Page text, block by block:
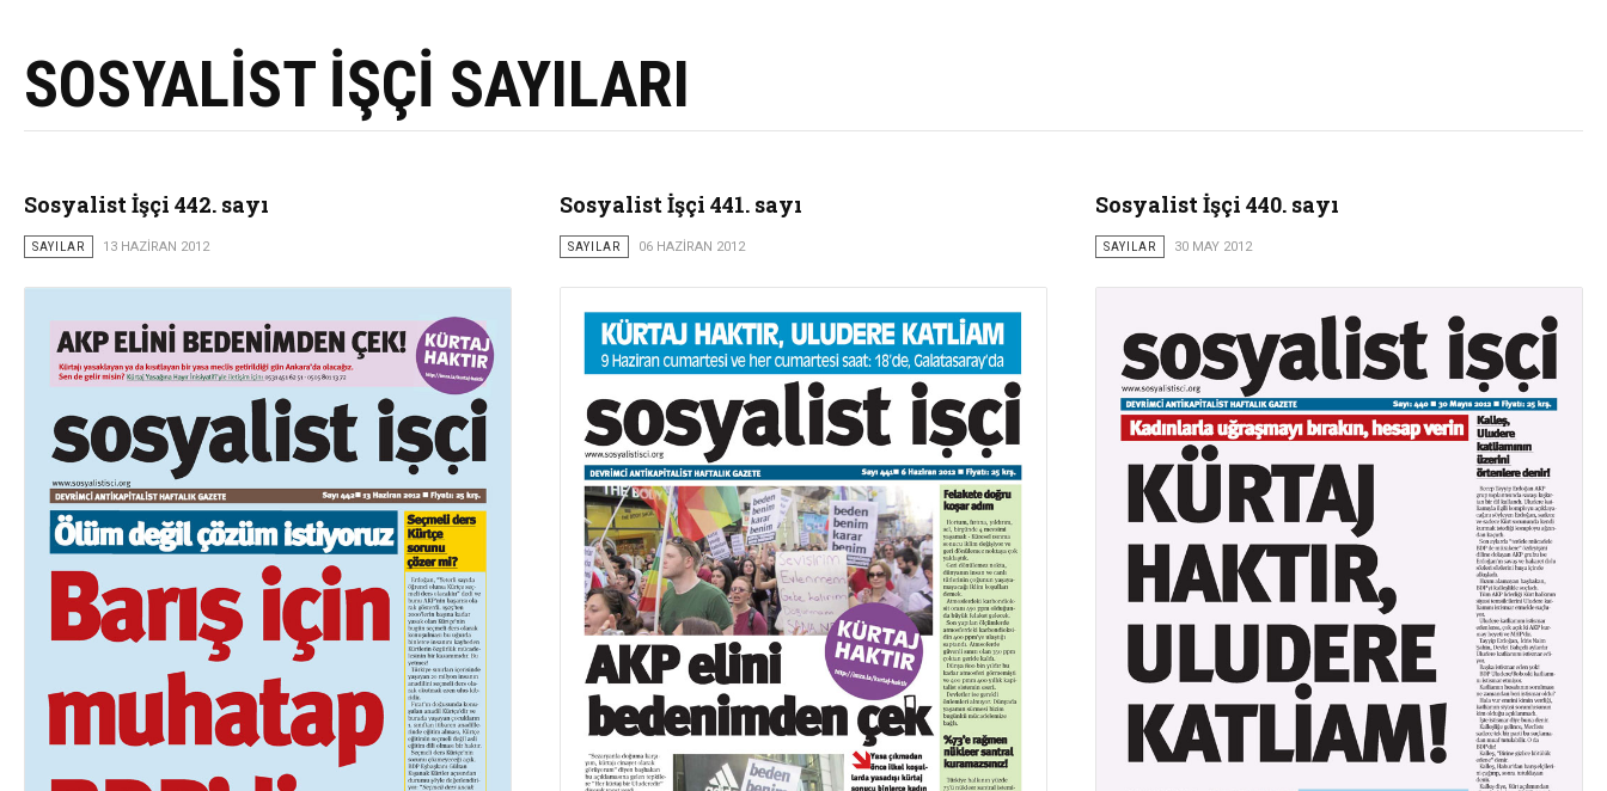
SOSYALİST İŞÇİ SAYILARI
Sosyalist İşçi 442. sayı
SAYILAR 13 HAZIRAN 2012
Sosyalist İşçi 441. sayı
SAYILAR 06 HAZIRAN 2012
Sosyalist İşçi 440. sayı
SAYILAR 30 MAY 2012